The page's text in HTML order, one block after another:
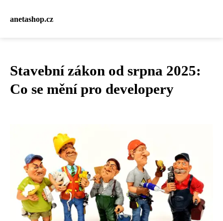
anetashop.cz
Stavební zákon od srpna 2025:
Co se mění pro developery